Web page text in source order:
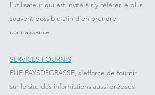
l’utilisateur qui est invité à s’y référer le plus
souvent possible afin d’en prendre
connaissance.
SERVICES FOURNIS
PLIE PAYSDEGRASSE, s’efforce de fournir
sur le site des informations aussi précises